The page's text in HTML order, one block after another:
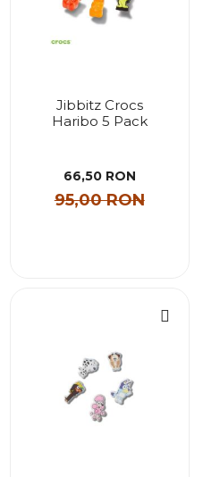
Jibbitz Crocs
Haribo 5 Pack
66,50 RON
95,00 RON